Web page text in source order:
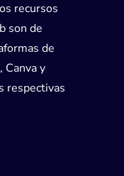
recursos
son de
de
Canva y
respectivas